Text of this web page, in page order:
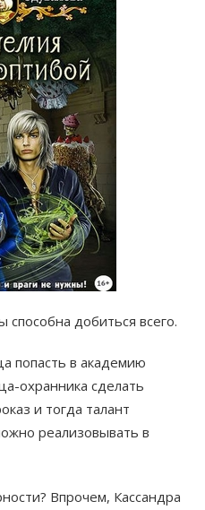
способна добиться всего.
попасть в академию
охранника сделать
и тогда талант
реализовывать в
Впрочем, Кассандра